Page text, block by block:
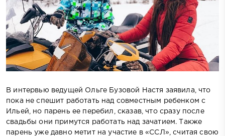
В интервью ведущей Ольге Бузовой Настя заявила, что
пока не спешит работать над совместным ребенком с
Ильей, но парень ее перебил, сказав, что сразу после
свадьбы они примутся работать над зачатием. Также
парень уже давно метит на участие в «ССЛ», считая свою